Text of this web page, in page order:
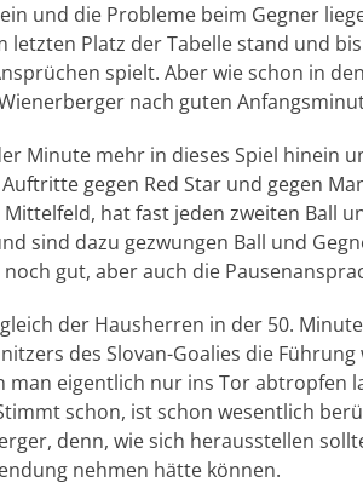
und die Probleme beim Gegner
Platz der Tabelle stand und
spielt. Aber wie schon in
nach guten
Minute mehr in dieses Spiel hinein
gegen Red Star und gegen
hat fast jeden zweiten Ball
sind dazu gezwungen Ball und
gut, aber auch die
der Hausherren in der 50.
des Slovan-Goalies die
man eigentlich nur ins Tor abtropfen
schon, ist schon wesentlich
denn, wie sich herausstellen
nehmen hätte können.